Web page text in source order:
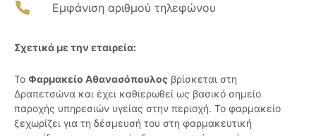
Εμφάνιση αριθμού τηλεφώνου
Σχετικά με την εταιρεία:
Το Φαρμακείο Αθανασόπουλος βρίσκεται στη
Δραπετσώνα και έχει καθιερωθεί ως βασικό σημείο
παροχής υπηρεσιών υγείας στην περιοχή. Το φαρμακείο
ξεχωρίζει για τη δέσμευσή του στη φαρμακευτική